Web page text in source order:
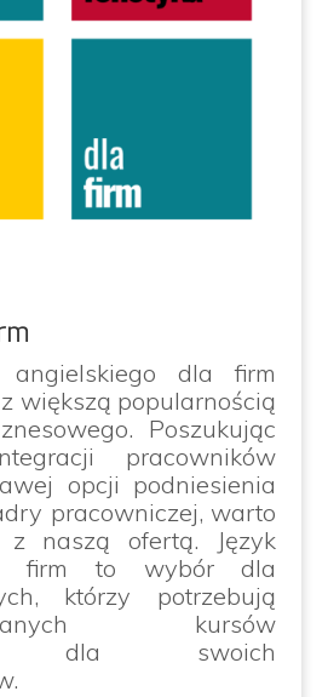
angielskiego dla firm
większą popularnością
Poszukując
pracowników
opcji podniesienia
pracowniczej, warto
z naszą ofertą. Język
firm to wybór dla
którzy potrzebują
kursów
dla swoich